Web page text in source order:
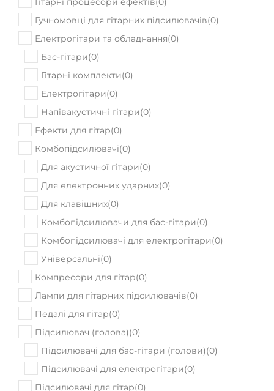
Гучномовці для гітарних підсилювачів(0)
Електрогітари та обладнання(0)
Бас-гітари(0)
Гітарні комплекти(0)
Електрогітари(0)
Напівакустичні гітари(0)
Ефекти для гітар(0)
Комбопідсилювачі(0)
Для акустичної гітари(0)
Для електронних ударних(0)
Для клавішних(0)
Комбопідсилювачи для бас-гітари(0)
Комбопідсилювачі для електрогітари(0)
Універсальні(0)
Компресори для гітар(0)
Лампи для гітарних підсилювачів(0)
Педалі для гітар(0)
Підсилювач (голова)(0)
Підсилювачі для бас-гітари (голови)(0)
Підсилювачі для електрогітари(0)
Підсилювачі для гітар(0)